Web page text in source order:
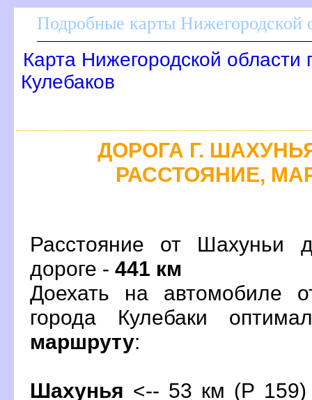
Подробные карты Нижегородской
Карта Нижегородской области
Кулебако
ДОРОГА Г.
РАССТОЯНИЕ,
Расстояние от Шахуньи
дороге - 441 км
Доехать на автомобиле
орода Кулебаки
маршруту:
Шахунья <-- 53 км (Р